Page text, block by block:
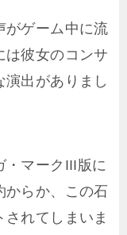
がゲーム中に流
は彼女のコンサ
出がありまし
・マークIII版に
からか、この石
れてしまいま